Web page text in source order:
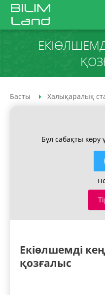
Басты Халықаралық
Бұл сабақты көру
Екіөлшемді
қозғалыс